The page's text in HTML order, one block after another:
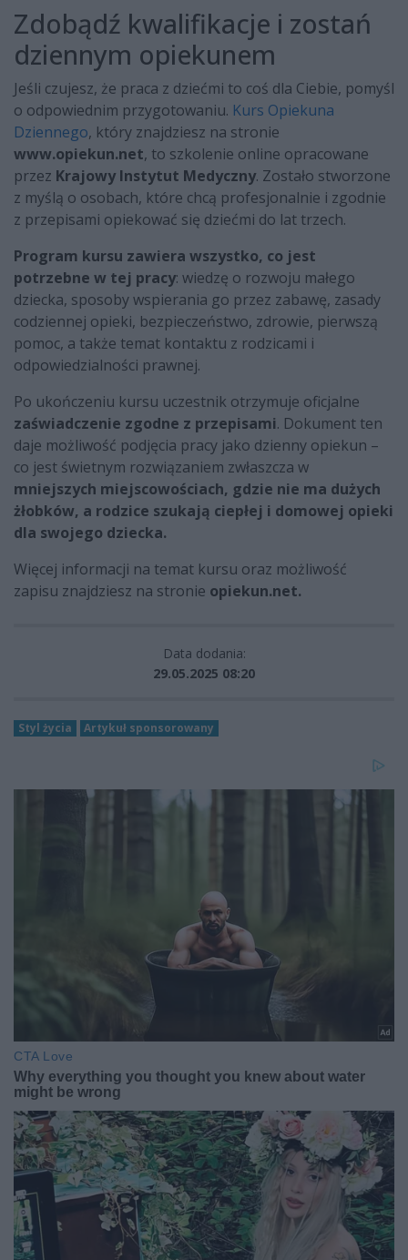
Zdobądź kwalifikacje i zostań
dziennym opiekunem
Jeśli czujesz, że praca z dziećmi to coś dla Ciebie, pomyśl
o odpowiednim przygotowaniu. Kurs Opiekuna
Dziennego, który znajdziesz na stronie
www.opiekun.net, to szkolenie online opracowane
przez Krajowy Instytut Medyczny. Zostało stworzone
z myślą o osobach, które chcą profesjonalnie i zgodnie
z przepisami opiekować się dziećmi do lat trzech.
Program kursu zawiera wszystko, co jest
potrzebne w tej pracy: wiedzę o rozwoju małego
dziecka, sposoby wspierania go przez zabawę, zasady
codziennej opieki, bezpieczeństwo, zdrowie, pierwszą
pomoc, a także temat kontaktu z rodzicami i
odpowiedzialności prawnej.
Po ukończeniu kursu uczestnik otrzymuje oficjalne
zaświadczenie zgodne z przepisami. Dokument ten
daje możliwość podjęcia pracy jako dzienny opiekun –
co jest świetnym rozwiązaniem zwłaszcza w
mniejszych miejscowościach, gdzie nie ma dużych
żłobków, a rodzice szukają ciepłej i domowej opieki
dla swojego dziecka.
Więcej informacji na temat kursu oraz możliwość
zapisu znajdziesz na stronie opiekun.net.
Data dodania:
29.05.2025 08:20
Styl życia Artykuł sponsorowany